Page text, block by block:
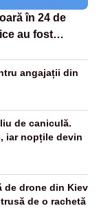
în 24 de
au fost
angajații din
de caniculă.
iar nopțile devin
de drone din Kiev
de o rachetă